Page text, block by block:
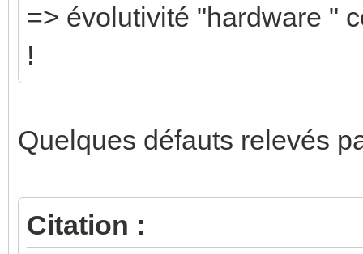
=> évolutivité "hardware "
!
Quelques défauts relevés
Citation :